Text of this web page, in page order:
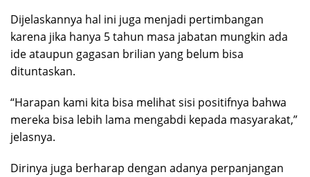
Dijelaskannya hal ini juga menjadi pertimbangan
karena jika hanya 5 tahun masa jabatan mungkin ada
ide ataupun gagasan brilian yang belum bisa
dituntaskan.
“Harapan kami kita bisa melihat sisi positifnya bahwa
mereka bisa lebih lama mengabdi kepada masyarakat,”
jelasnya.
Dirinya juga berharap dengan adanya perpanjangan